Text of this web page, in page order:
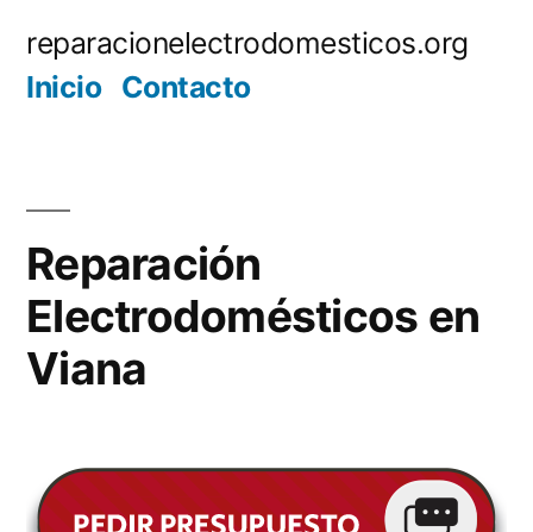
reparacionelectrodomesticos.org
Inicio Contacto
Reparación
Electrodomésticos en
Viana